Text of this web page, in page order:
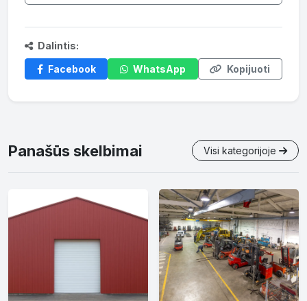
Dalintis:
Facebook
WhatsApp Kopijuoti
Panašūs skelbimai Visi kategorijoje